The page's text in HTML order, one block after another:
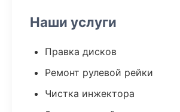
Наши услуги
Правка дисков
Ремонт рулевой рейки
Чистка инжектора